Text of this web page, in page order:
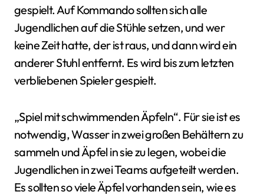
gespielt. Auf Kommando sollten sich alle
Jugendlichen auf die Stühle setzen, und wer
keine Zeit hatte, der ist raus, und dann wird ein
anderer Stuhl entfernt. Es wird bis zum letzten
verbliebenen Spieler gespielt.
„Spiel mit schwimmenden Äpfeln“. Für sie ist es
notwendig, Wasser in zwei großen Behältern zu
sammeln und Äpfel in sie zu legen, wobei die
Jugendlichen in zwei Teams aufgeteilt werden.
Es sollten so viele Äpfel vorhanden sein, wie es